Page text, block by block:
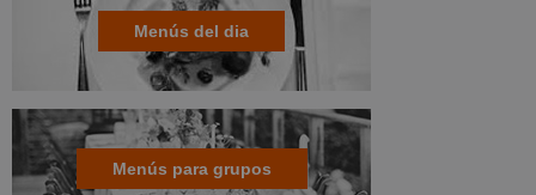
Menús del dia
Menús para grupos